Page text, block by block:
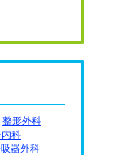
整形外科
科
器外科